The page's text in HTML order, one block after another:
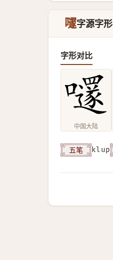
嚺字源字形
字形对比
中国大陆
五笔 klup